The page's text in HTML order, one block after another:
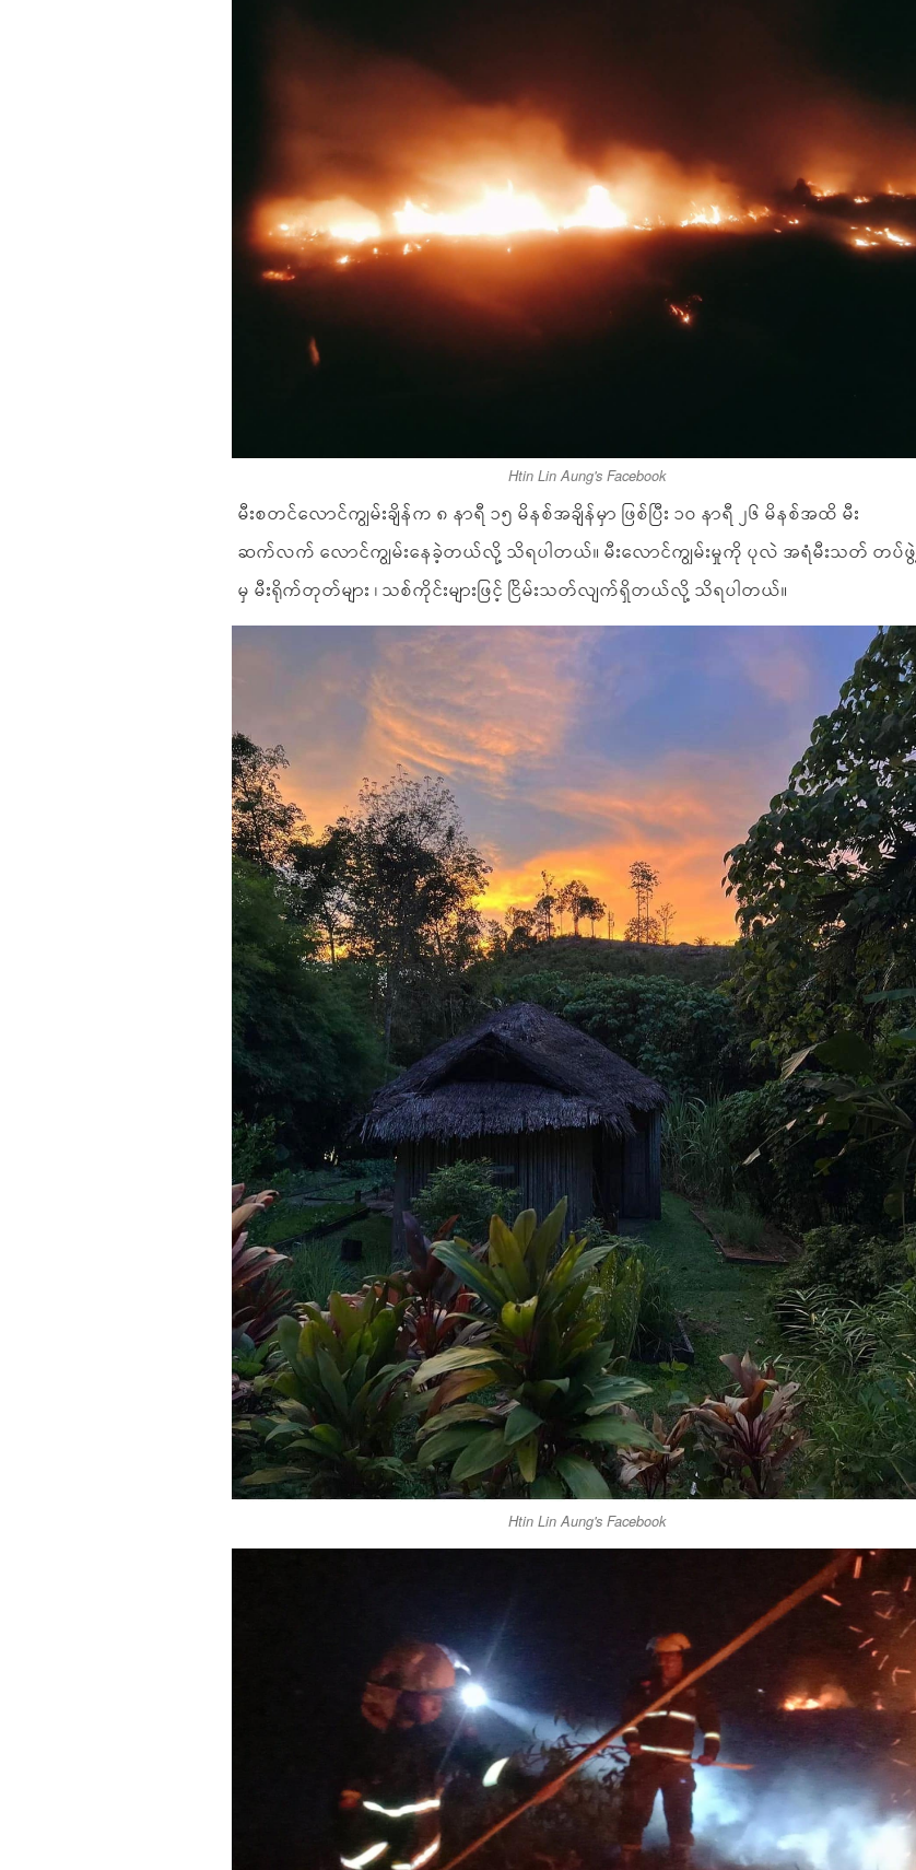
Htin Lin Aung's Facebook
မီးစတင်လောင်ကျွမ်းချိန်က ၈ နာရီ ၁၅ မိနစ်အချိန်မှာ ဖြစ်ပြီး ၁၀ နာရီ ၂၆ မိနစ်အထိ မီး
ဆက်လက် လောင်ကျွမ်းနေခဲ့တယ်လို့ သိရပါတယ်။ မီးလောင်ကျွမ်းမှုကို ပုလဲ အရံမီးသတ် တပ်ဖွဲ့
မှ မီးရိုက်တုတ်များ ၊ သစ်ကိုင်းများဖြင့် ငြိမ်းသတ်လျက်ရှိတယ်လို့ သိရပါတယ်။
Htin Lin Aung's Facebook